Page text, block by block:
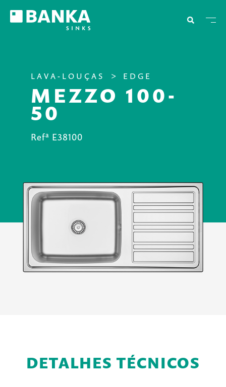
LAVA-LOUÇAS EDGE
MEZZO 100-
50
Refª E38100
DETALHES TÉCNICOS